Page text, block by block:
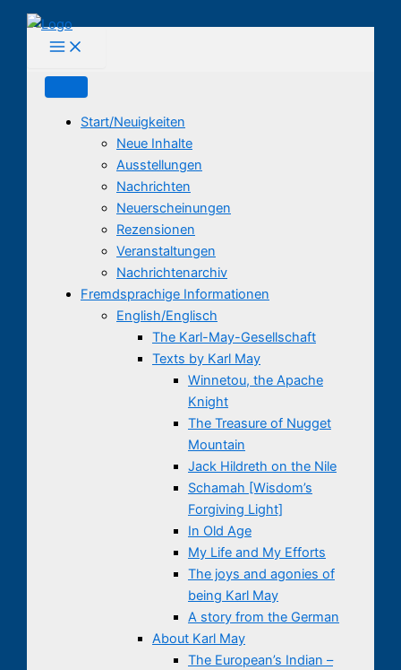
Inhalt
springen
Start/Neuigkeiten
Neue Inhalte
Ausstellungen
Nachrichten
Neuerscheinungen
Rezensionen
Veranstaltungen
Nachrichtenarchiv
Fremdsprachige Informationen
English/Englisch
The Karl-May-Gesellschaft
Texts by Karl May
Winnetou, the Apache
Knight
The Treasure of Nugget
Mountain
Jack Hildreth on the Nile
Schamah [Wisdom’s
Forgiving Light]
In Old Age
My Life and My Efforts
The joys and agonies of
being Karl May
A story from the German
About Karl May
The European’s Indian –